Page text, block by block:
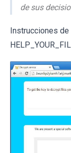
de sus
Instrucciones